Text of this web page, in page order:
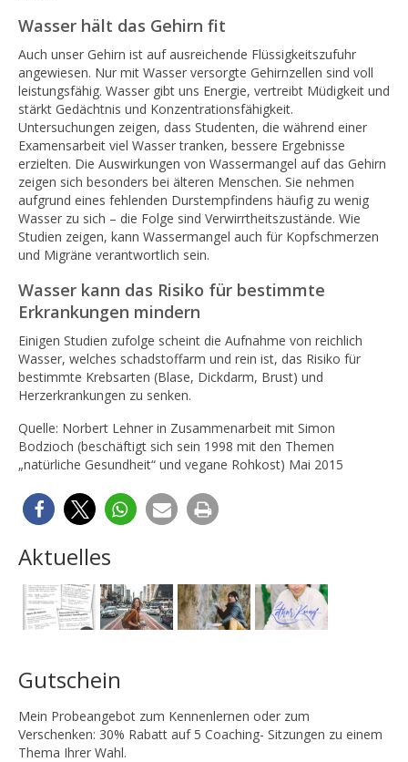
Wasser hält das Gehirn fit
Auch unser Gehirn ist auf ausreichende Flüssigkeitszufuhr
angewiesen. Nur mit Wasser versorgte Gehirnzellen sind voll
leistungsfähig. Wasser gibt uns Energie, vertreibt Müdigkeit und
stärkt Gedächtnis und Konzentrationsfähigkeit.
Untersuchungen zeigen, dass Studenten, die während einer
Examensarbeit viel Wasser tranken, bessere Ergebnisse
erzielten. Die Auswirkungen von Wassermangel auf das Gehirn
zeigen sich besonders bei älteren Menschen. Sie nehmen
aufgrund eines fehlenden Durstempfindens häufig zu wenig
Wasser zu sich – die Folge sind Verwirrtheitszustände. Wie
Studien zeigen, kann Wassermangel auch für Kopfschmerzen
und Migräne verantwortlich sein.
Wasser kann das Risiko für bestimmte
Erkrankungen mindern
Einigen Studien zufolge scheint die Aufnahme von reichlich
Wasser, welches schadstoffarm und rein ist, das Risiko für
bestimmte Krebsarten (Blase, Dickdarm, Brust) und
Herzerkrankungen zu senken.
Quelle: Norbert Lehner in Zusammenarbeit mit Simon
Bodzioch (beschäftigt sich sein 1998 mit den Themen
„natürliche Gesundheit“ und vegane Rohkost) Mai 2015
Aktuelles
Gutschein
Mein Probeangebot zum Kennenlernen oder zum
Verschenken: 30% Rabatt auf 5 Coaching- Sitzungen zu einem
Thema Ihrer Wahl.